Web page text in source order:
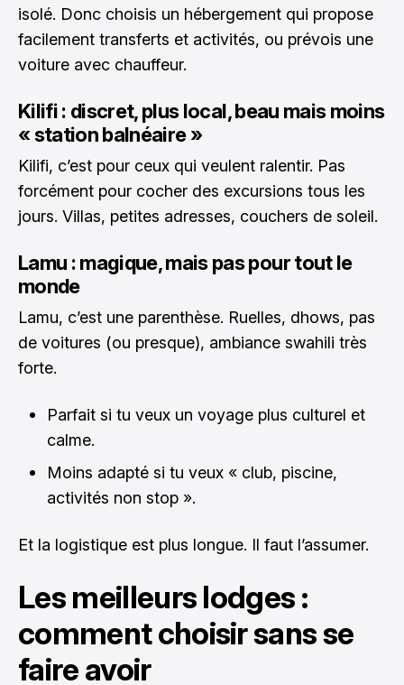
isolé. Donc choisis un hébergement qui propose
facilement transferts et activités, ou prévois une
voiture avec chauffeur.
Kilifi : discret, plus local, beau mais moins
« station balnéaire »
Kilifi, c’est pour ceux qui veulent ralentir. Pas
forcément pour cocher des excursions tous les
jours. Villas, petites adresses, couchers de soleil.
Lamu : magique, mais pas pour tout le
monde
Lamu, c’est une parenthèse. Ruelles, dhows, pas
de voitures (ou presque), ambiance swahili très
forte.
Parfait si tu veux un voyage plus culturel et
calme.
Moins adapté si tu veux « club, piscine,
activités non stop ».
Et la logistique est plus longue. Il faut l’assumer.
Les meilleurs lodges :
comment choisir sans se
faire avoir